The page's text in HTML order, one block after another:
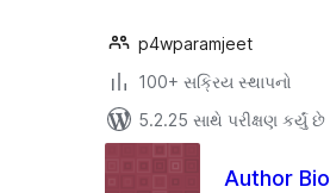
p4wparamjeet
100+ સક્રિય સ્થાપનો
5.2.25 સાથે પરીક્ષણ કર્યું છે
Author Bio